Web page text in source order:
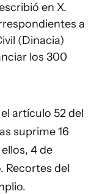
en X.
a
(Dinacia)
los 300
artículo 52 del
suprime 16
4 de
Recortes del